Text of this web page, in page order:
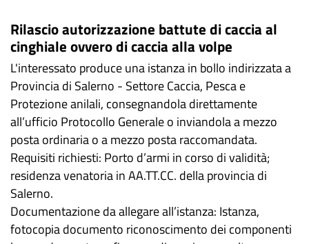
Rilascio autorizzazione battute di caccia al
cinghiale ovvero di caccia alla volpe
L'interessato produce una istanza in bollo indirizzata a
Provincia di Salerno - Settore Caccia, Pesca e
Protezione anilali, consegnandola direttamente
all’ufficio Protocollo Generale o inviandola a mezzo
posta ordinaria o a mezzo posta raccomandata.
Requisiti richiesti: Porto d’armi in corso di validità;
residenza venatoria in AA.TT.CC. della provincia di
Salerno.
Documentazione da allegare all’istanza: Istanza,
fotocopia documento riconoscimento dei componenti